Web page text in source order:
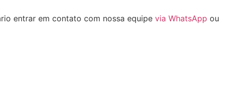
entrar em contato com nossa equipe via WhatsApp ou